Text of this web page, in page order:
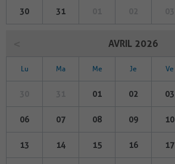
30 31
AVRIL 2026
Lu Ma Me Je Ve
01 02 03
06 07 08 09 10
13 14 15 16 17